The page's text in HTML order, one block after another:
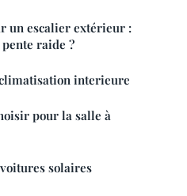
un escalier extérieur :
raide ?
interieure
pour la salle à
solaires